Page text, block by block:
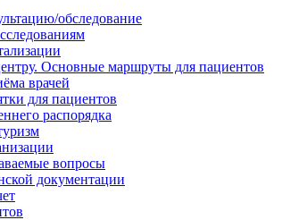
обследование
Основные маршруты для пациентов
врачей
для пациентов
распорядка
вопросы
документации